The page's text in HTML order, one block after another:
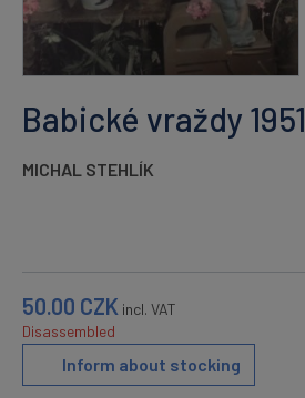
Babické vraždy 1951
MICHAL STEHLÍK
50.00 CZK incl. VAT
Disassembled
Inform about stocking